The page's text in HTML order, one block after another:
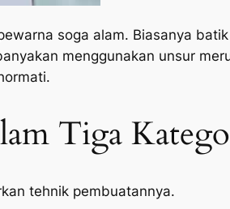
soga alam. Biasanya
menggunakan unsur
Tiga
tehnik pembuatannya.